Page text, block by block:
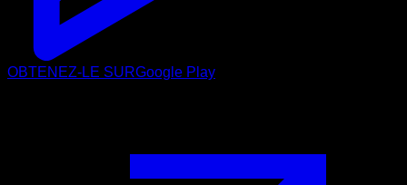
OBTENEZ-LE SURGoogle Play